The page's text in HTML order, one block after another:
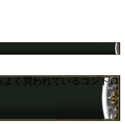
よく買われているコントロ